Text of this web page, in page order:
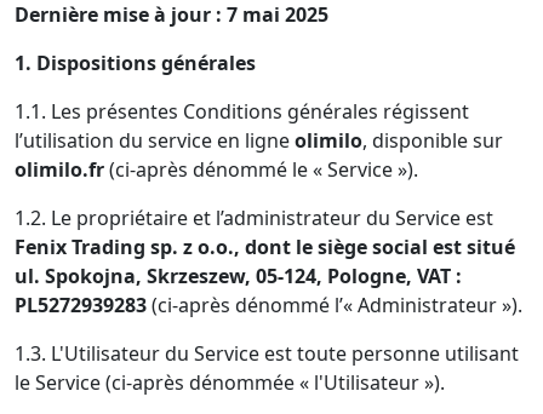
Dernière mise à jour : 7 mai 2025
1. Dispositions générales
1.1. Les présentes Conditions générales régissent
l’utilisation du service en ligneolimilo, disponible sur
olimilo.fr(ci-après dénommé le « Service »).
1.2. Le propriétaire et l’administrateur du Service est
Fenix ​​Trading sp. z o.o., dont le siège social est situé
ul. Spokojna, Skrzeszew, 05-124, Pologne, VAT :
PL5272939283(ci-après dénommé l’« Administrateur »).
1.3. L'Utilisateur du Service est toute personne utilisant
le Service (ci-après dénommée « l'Utilisateur »).